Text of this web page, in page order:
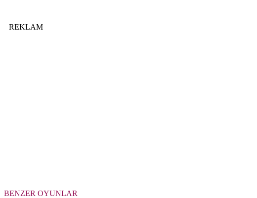
REKLAM
BENZER OYUNLAR